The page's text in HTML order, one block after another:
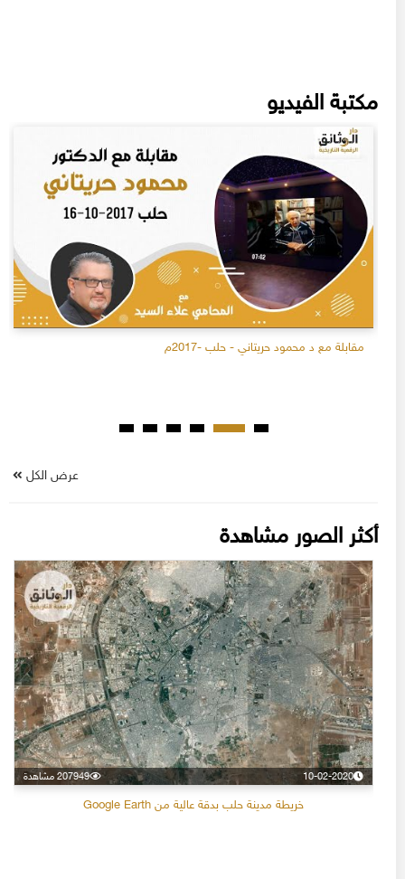
مكتبة الفيديو
مقابلة مع د محمود حريتاني - حلب -2017م
عرض الكل
أكثر الصور مشاهدة
10-02-2020 207949 مشاهدة
خريطة مدينة حلب بدقة عالية من Google Earth